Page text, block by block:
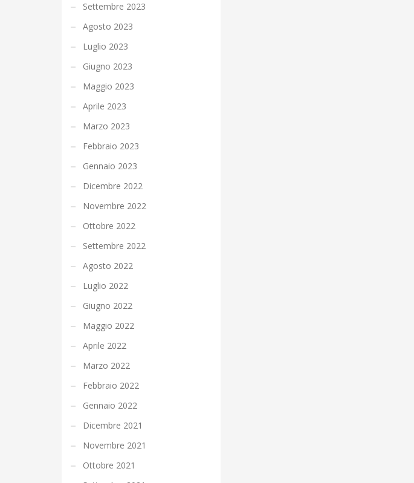
Settembre 2023
Agosto 2023
Luglio 2023
Giugno 2023
Maggio 2023
Aprile 2023
Marzo 2023
Febbraio 2023
Gennaio 2023
Dicembre 2022
Novembre 2022
Ottobre 2022
Settembre 2022
Agosto 2022
Luglio 2022
Giugno 2022
Maggio 2022
Aprile 2022
Marzo 2022
Febbraio 2022
Gennaio 2022
Dicembre 2021
Novembre 2021
Ottobre 2021